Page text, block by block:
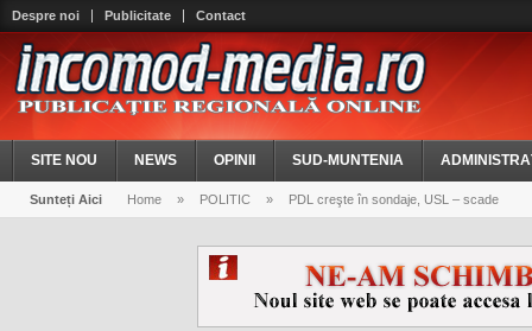
Despre noi Publicitate Contact
SITE NOU NEWS OPINII SUD-MUNTENIA
Sunteți Aici Home » POLITIC » PDL creşte în sondaje, USL – scade